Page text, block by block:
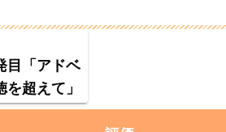
「アドベ
超えて」